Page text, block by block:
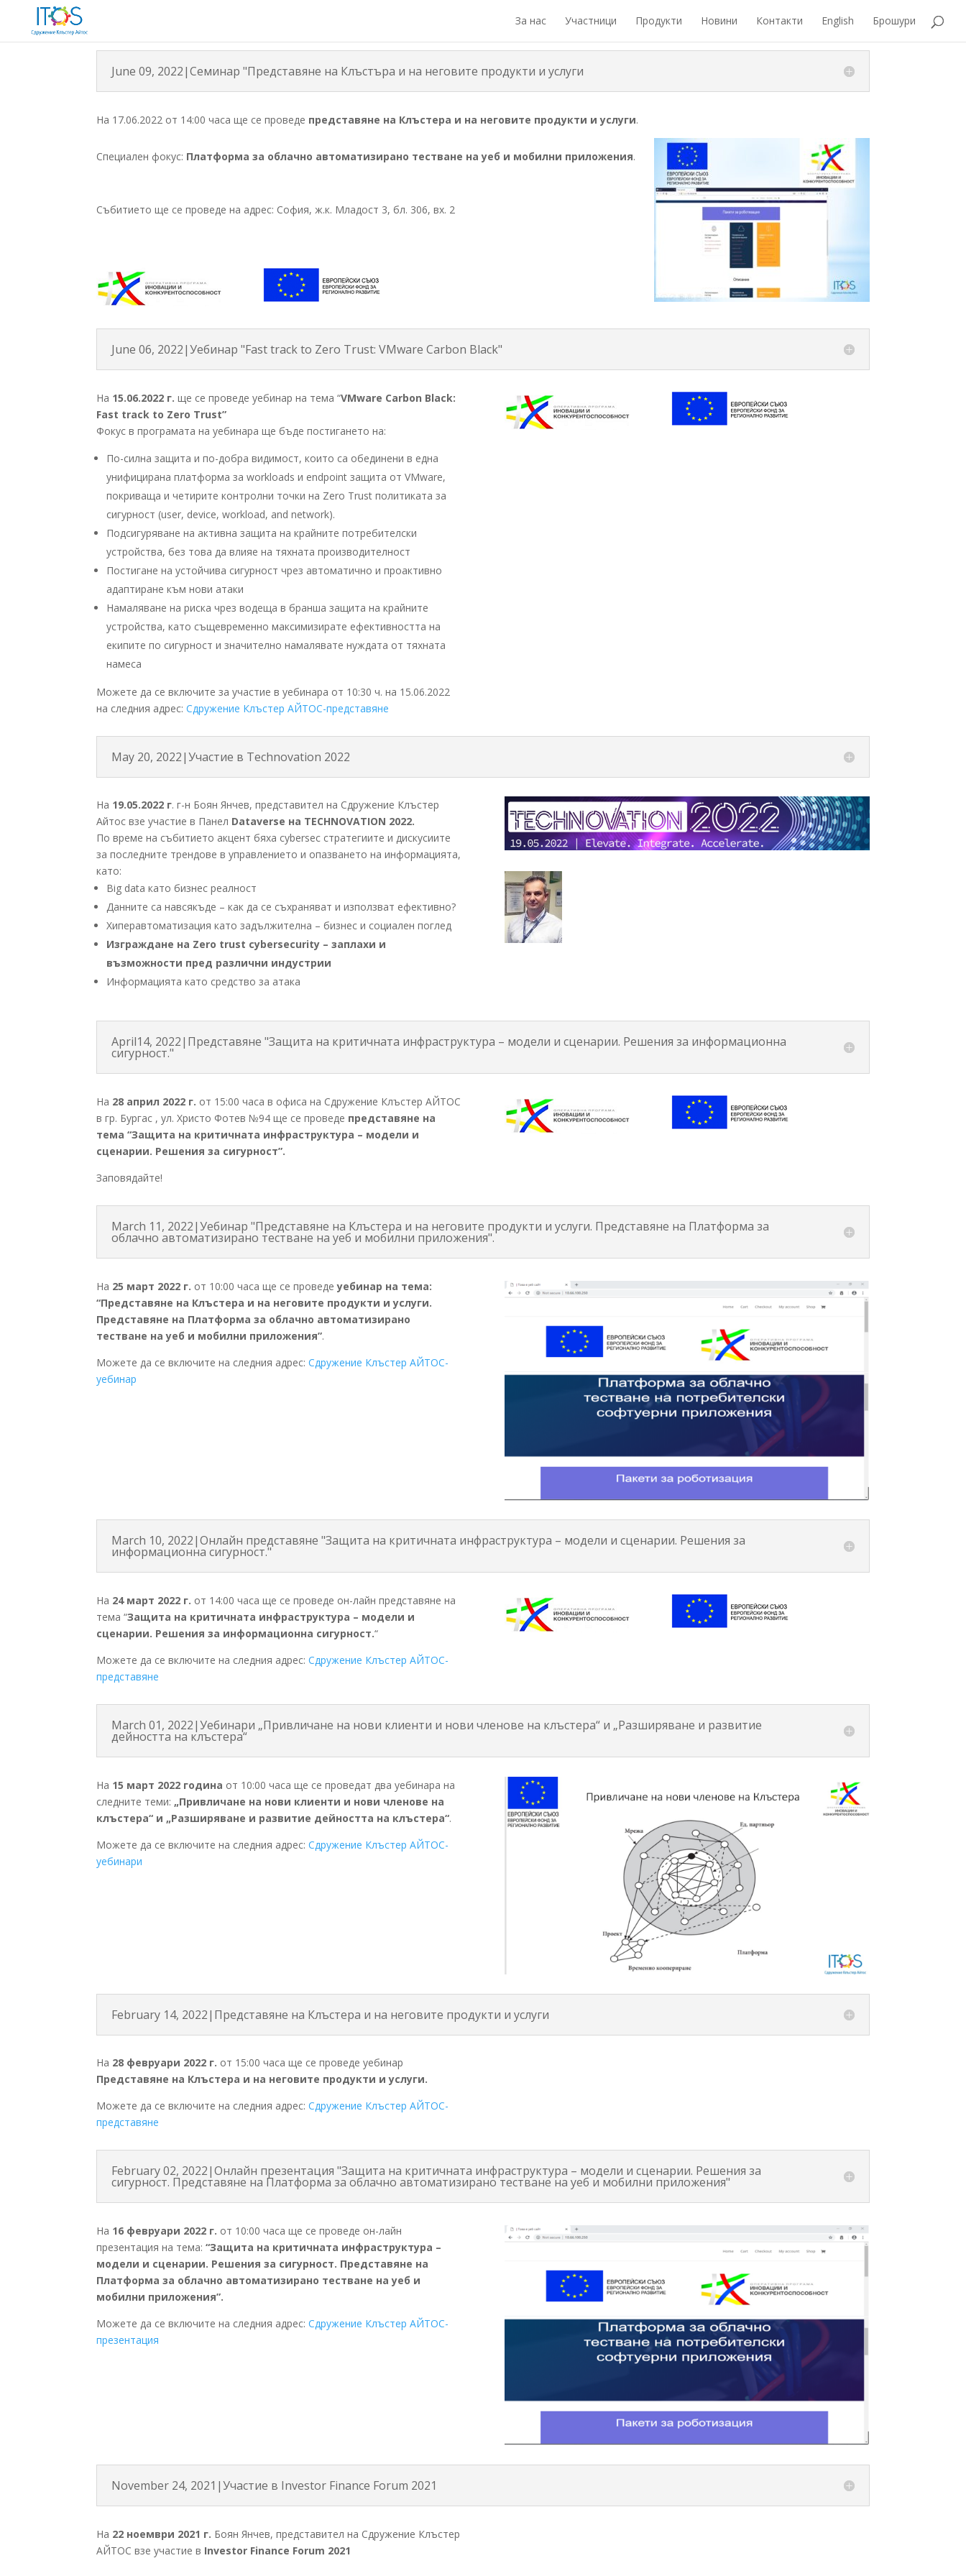
За нас Участници Продукти Новини Контакти English Брошури
June 09, 2022|Семинар "Представяне на Клъстъра и на неговите продукти и услуги
На 17.06.2022 от 14:00 часа ще се проведе представяне на Клъстера и на неговите продукти и услуги.
Специален фокус: Платформа за облачно автоматизирано тестване на уеб и мобилни приложения.
Събитието ще се проведе на адрес: София, ж.к. Младост 3, бл. 306, вх. 2
June 06, 2022|Уебинар "Fast track to Zero Trust: VMware Carbon Black"
На 15.06.2022 г. ще се проведе уебинар на тема “VMware Carbon Black:
Fast track to Zero Trust”
Фокус в програмата на уебинара ще бъде постигането на:
По-силна защита и по-добра видимост, които са обединени в една
унифицирана платформа за workloads и endpoint защита от VMware,
покриваща и четирите контролни точки на Zero Trust политиката за
сигурност (user, device, workload, and network).
Подсигуряване на активна защита на крайните потребителски
устройства, без това да влияе на тяхната производителност
Постигане на устойчива сигурност чрез автоматично и проактивно
адаптиране към нови атаки
Намаляване на риска чрез водеща в бранша защита на крайните
устройства, като същевременно максимизирате ефективността на
екипите по сигурност и значително намалявате нуждата от тяхната
намесa
Можете да се включите за участие в уебинара от 10:30 ч. на 15.06.2022
на следния адрес:Сдружение Клъстер АЙТОС-представяне
May 20, 2022|Участие в Technovation 2022
На 19.05.2022 г. г-н Боян Янчев, представител на Сдружение Клъстер
Айтос взе участие в Панел Dataverse на TECHNOVATION 2022.
По време на събитието акцент бяха cybersec стратегиите и дискусиите
за последните трендове в управлението и опазването на информацията,
като:
Big data като бизнес реалност
Данните са навсякъде – как да се съхраняват и използват ефективно?
Хиперавтоматизация като задължителна – бизнес и социален поглед
Изграждане на Zero trust cybersecurity – заплахи и
възможности пред различни индустрии
Информацията като средство за атака
April14, 2022|Представяне "Защита на критичната инфраструктура – модели и сценарии. Решения за информационна
сигурност."
На 28 април 2022 г. от 15:00 часа в офиса на Сдружение Клъстер АЙТОС
в гр. Бургас , ул. Христо Фотев №94 ще се проведе представяне на
тема “Защита на критичната инфраструктура – модели и
сценарии. Решения за сигурност”.
Заповядайте!
March 11, 2022|Уебинар "Представяне на Клъстера и на неговите продукти и услуги. Представяне на Платформа за
облачно автоматизирано тестване на уеб и мобилни приложения".
На 25 март 2022 г. от 10:00 часа ще се проведеуебинар на тема:
“Представяне на Клъстера и на неговите продукти и услуги.
Представяне на Платформа за облачно автоматизирано
тестване на уеб и мобилни приложения”.
Можете да се включите на следния адрес:Сдружение Клъстер АЙТОС-
уебинар
March 10, 2022|Онлайн представяне "Защита на критичната инфраструктура – модели и сценарии. Решения за
информационна сигурност."
На 24 март 2022 г. от 14:00 часа ще се проведе он-лайн представяне на
тема “Защита на критичната инфраструктура – модели и
сценарии. Решения за информационна сигурност.“
Можете да се включите на следния адрес:Сдружение Клъстер АЙТОС-
представяне
March 01, 2022|Уебинари „Привличане на нови клиенти и нови членове на клъстера“ и „Разширяване и развитие
дейността на клъстера“
На 15 март 2022 година от 10:00 часа ще се проведат два уебинара на
следните теми: „Привличане на нови клиенти и нови членове на
клъстера“ и „Разширяване и развитие дейността на клъстера“.
Можете да се включите на следния адрес:Сдружение Клъстер АЙТОС-
уебинари
February 14, 2022|Представяне на Клъстера и на неговите продукти и услуги
На 28 февруари 2022 г. от 15:00 часа ще се проведе уебинар
Представяне на Клъстера и на неговите продукти и услуги.
Можете да се включите на следния адрес:Сдружение Клъстер АЙТОС-
представяне
February 02, 2022|Онлайн презентация "Защита на критичната инфраструктура – модели и сценарии. Решения за
сигурност. Представяне на Платформа за облачно автоматизирано тестване на уеб и мобилни приложения"
На 16 февруари 2022 г. от 10:00 часа ще се проведе он-лайн
презентация на тема:“Защита на критичната инфраструктура –
модели и сценарии. Решения за сигурност. Представяне на
Платформа за облачно автоматизирано тестване на уеб и
мобилни приложения”.
Можете да се включите на следния адрес:Сдружение Клъстер АЙТОС-
презентация
November 24, 2021|Участие в Investor Finance Forum 2021
На 22 ноември 2021 г. Боян Янчев, представител на Сдружение Клъстер
АЙТОС взе участие в Investor Finance Forum 2021